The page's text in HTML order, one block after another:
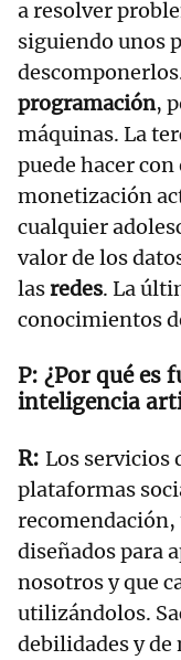
a resolver
siguiendo unos
programación,
máquinas. La
puede hacer
monetización
cualquier
valor de los
lasredes. La
conocimientos
¿Por qué es
inteligencia
Los servicios
plataformas
diseñados para
nosotros y que
utilizándolos.
debilidades y